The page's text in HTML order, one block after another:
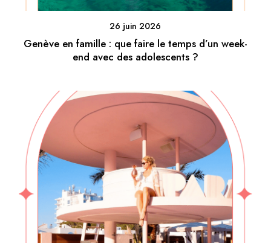
26 juin 2026
Genève en famille : que faire le temps d’un week-
end avec des adolescents ?